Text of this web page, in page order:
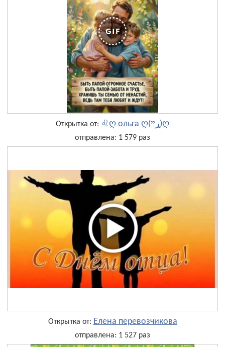
Открытка от: ♌ღ ольга ღ(ړײ)ღ
отправлена: 1 579 раз
Открытка от: Елена перевозчикова
отправлена: 1 527 раз